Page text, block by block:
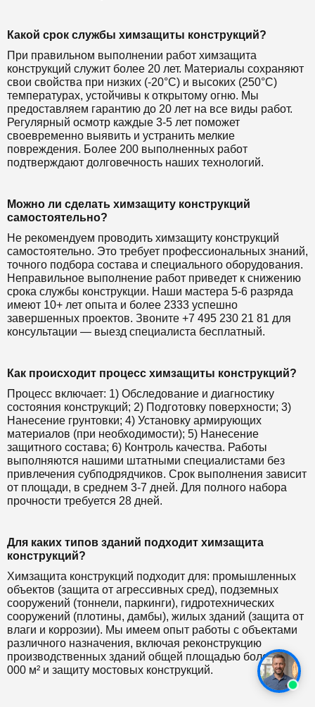
Какой срок службы химзащиты конструкций?
При правильном выполнении работ химзащита
конструкций служит более 20 лет. Материалы сохраняют
свои свойства при низких (-20°C) и высоких (250°C)
температурах, устойчивы к открытому огню. Мы
предоставляем гарантию до 20 лет на все виды работ.
Регулярный осмотр каждые 3-5 лет поможет
своевременно выявить и устранить мелкие
повреждения. Более 200 выполненных работ
подтверждают долговечность наших технологий.
Можно ли сделать химзащиту конструкций
самостоятельно?
Не рекомендуем проводить химзащиту конструкций
самостоятельно. Это требует профессиональных знаний,
точного подбора состава и специального оборудования.
Неправильное выполнение работ приведет к снижению
срока службы конструкции. Наши мастера 5-6 разряда
имеют 10+ лет опыта и более 2333 успешно
завершенных проектов. Звоните +7 495 230 21 81 для
консультации — выезд специалиста бесплатный.
Как происходит процесс химзащиты конструкций?
Процесс включает: 1) Обследование и диагностику
состояния конструкций; 2) Подготовку поверхности; 3)
Нанесение грунтовки; 4) Установку армирующих
материалов (при необходимости); 5) Нанесение
защитного состава; 6) Контроль качества. Работы
выполняются нашими штатными специалистами без
привлечения субподрядчиков. Срок выполнения зависит
от площади, в среднем 3-7 дней. Для полного набора
прочности требуется 28 дней.
Для каких типов зданий подходит химзащита
конструкций?
Химзащита конструкций подходит для: промышленных
объектов (защита от агрессивных сред), подземных
сооружений (тоннели, паркинги), гидротехнических
сооружений (плотины, дамбы), жилых зданий (защита от
влаги и коррозии). Мы имеем опыт работы с объектами
различного назначения, включая реконструкцию
производственных зданий общей площадью более 50
000 м² и защиту мостовых конструкций.